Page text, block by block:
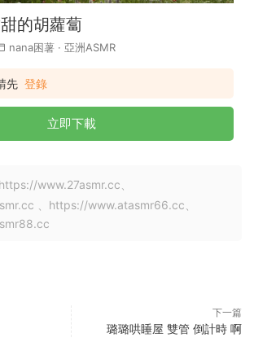
的胡蘿蔔
nana困薯 · 亞洲ASMR
先 登錄
立即下載
www.27asmr.cc、
、https://www.atasmr66.cc、
下一篇
璐璐哄睡屋 雙管 倒計時 啊